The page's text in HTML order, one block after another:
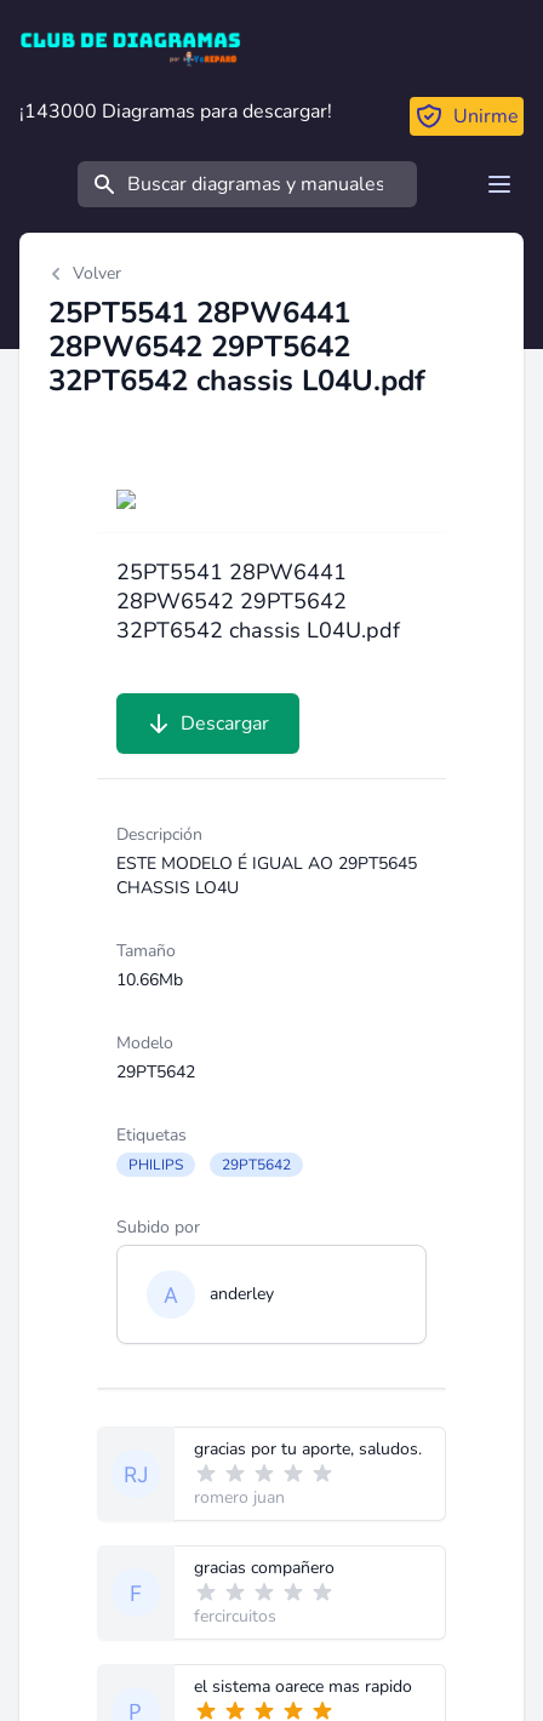
Club de Diagramas
¡143000 Diagramas para descargar!
¡143000 Diagramas para descargar! Unirme
Buscar
Volver
25PT5541 28PW6441
28PW6542 29PT5642
32PT6542 chassis L04U.pdf
25PT5541 28PW6441
28PW6542 29PT5642
32PT6542 chassis L04U.pdf
Descargar
Descripción
ESTE MODELO É IGUAL AO 29PT5645
CHASSIS LO4U
Tamaño
10.66Mb
Modelo
29PT5642
Etiquetas
PHILIPS 29PT5642
Subido por
anderley
gracias por tu aporte, saludos.
romero juan
gracias compañero
fercircuitos
el sistema oarece mas rapido